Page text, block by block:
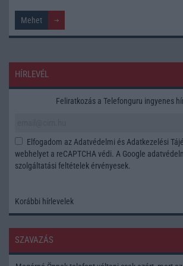
HÍRLEVÉL
Feliratkozás a Telefonguru ingyenes
Elfogadom az Adatvédelmi és Adatkezelési
webhelyet a reCAPTCHA védi. A Google
szolgáltatási feltételek érvényesek.
Korábbi hírlevelek
SZAVAZÁS